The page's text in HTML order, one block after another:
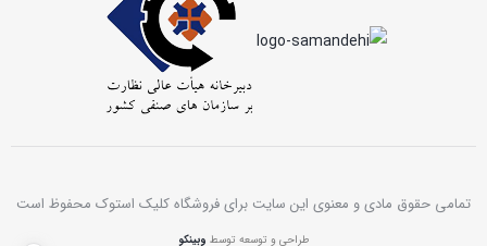
تمامی حقوق مادی و معنوی این سایت برای فروشگاه کلیک استوک محفوظ است
طراحی و توسعه توسط وبینکو